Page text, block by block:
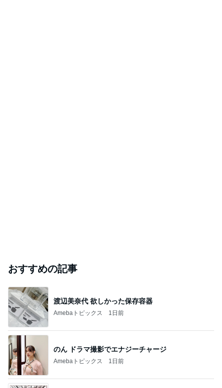
おすすめの記事
渡辺美奈代 欲しかった保存容器
Amebaトピックス 1日前
のん ドラマ撮影でエナジーチャージ
Amebaトピックス 1日前